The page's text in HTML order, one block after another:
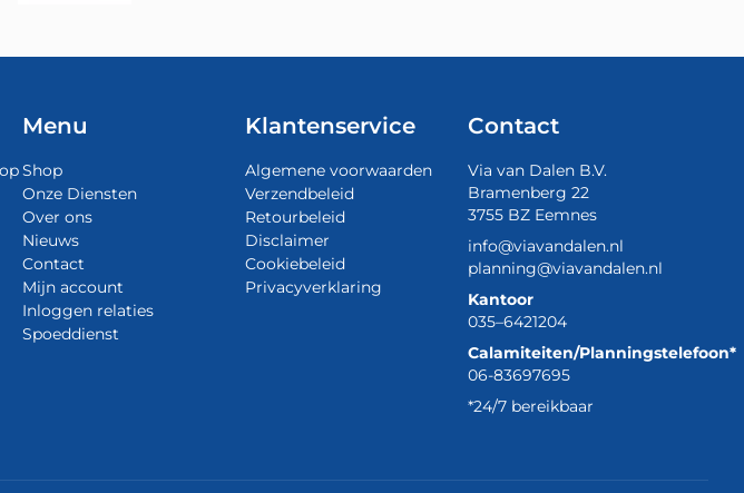
Menu
Shop
Onze Diensten
Over ons
Nieuws
Contact
Mijn account
Inloggen relaties
Spoeddienst
Klantenservice
Algemene voorwaarden
Verzendbeleid
Retourbeleid
Disclaimer
Cookiebeleid
Privacyverklaring
Contact
Via van Dalen B.V.
Bramenberg 22
3755 BZ Eemnes
info@viavandalen.nl
planning@viavandalen.nl
Kantoor
035–6421204
Calamiteiten/Planningstelefoon*
06-83697695
*24/7 bereikbaar